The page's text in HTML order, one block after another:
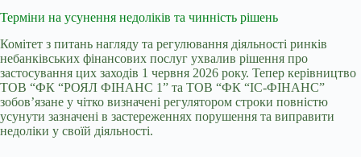
Терміни на усунення недоліків та чинність рішень
Комітет з питань нагляду та регулювання діяльності ринків
небанківських фінансових послуг ухвалив рішення про
застосування цих заходів 1 червня 2026 року. Тепер керівництво
ТОВ “ФК “РОЯЛ ФІНАНС 1” та ТОВ “ФК “ІС-ФІНАНС”
зобов’язане у чітко визначені регулятором строки повністю
усунути зазначені в застереженнях порушення та виправити
недоліки у своїй діяльності.